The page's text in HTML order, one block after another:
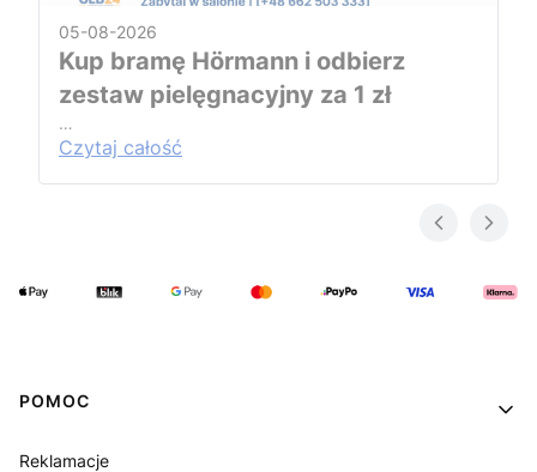
05-08-2026
Kup bramę Hörmann i odbierz
zestaw pielęgnacyjny za 1 zł
…
Czytaj całość
Linki w stopce
POMOC
Reklamacje